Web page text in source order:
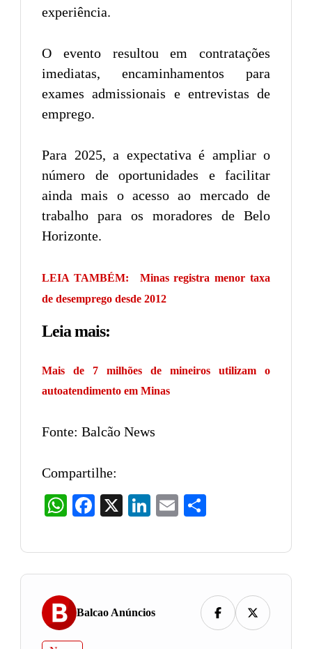
experiência.
O evento resultou em contratações
imediatas, encaminhamentos para
exames admissionais e entrevistas de
emprego.
Para 2025, a expectativa é ampliar o
número de oportunidades e facilitar
ainda mais o acesso ao mercado de
trabalho para os moradores de Belo
Horizonte.
LEIA TAMBÉM:
Minas registra menor taxa
de desemprego desde 2012
Leia mais:
Mais de 7 milhões de mineiros utilizam o
autoatendimento em Minas
Fonte: Balcão News
Compartilhe:
WhatsAppFacebook LinkedIn
Email
Balcao Anúncios